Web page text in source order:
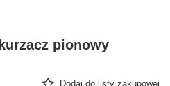
pionowy
Dodaj do listy zakupowej